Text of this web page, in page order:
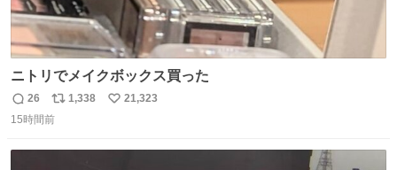
ニトリでメイクボックス買った
返
信
26
リ
ポ
1,338
い
21,323
15時間前